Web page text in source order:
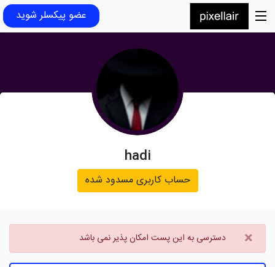
عضو پیکسلر شوید
hadi
حساب کاربری مسدود شده
× دسترسی به این پست امکان پذیر نمی باشد